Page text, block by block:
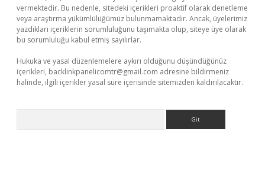
vermektedir. Bu nedenle, sitedeki içerikleri proaktif olarak denetleme
veya araştırma yükümlülüğümüz bulunmamaktadır. Ancak, üyelerimiz
yazdıkları içeriklerin sorumluluğunu taşımakta olup, siteye üye olarak
bu sorumluluğu kabul etmiş sayılırlar.
Hukuka ve yasal düzenlemelere aykırı olduğunu düşündüğünüz
içerikleri, backlinkpanelicomtr@gmail.com adresine bildirmeniz
halinde, ilgili içerikler yasal süre içerisinde sitemizden kaldırılacaktır.